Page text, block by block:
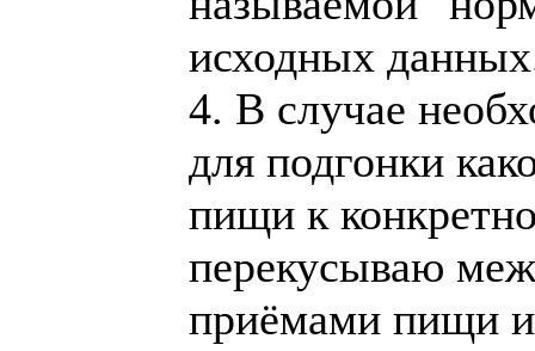
исходных
4. В случае
для подгонки
пищи к
перекусываю
приёмами пищи